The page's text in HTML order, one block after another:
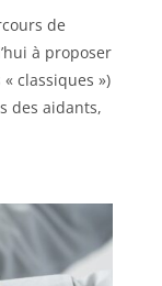
de
à proposer
classiques »)
des aidants,